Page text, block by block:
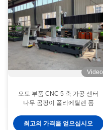
Video
오토 부품 CNC 5 축 가공 센터
나무 곰팡이 폴리에틸렌 폼
최고의 가격을 얻으십시오